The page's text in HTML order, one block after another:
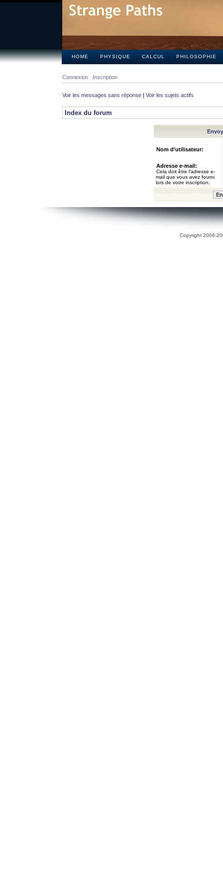
HOME PHYSIQUE CALCUL PHILOSOPHIE
Connexion Inscription
Voir les messages sans réponse | Voir les sujets actifs
Index du forum
Nom d’utilisateur:
Adresse e-mail:
Cela doit être l’adresse e-
mail que vous avez fourni
lors de votre inscription.
Copyright 2006-